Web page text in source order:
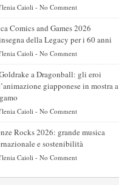
Caioli - No Comment
Comics and Games 2026
della Legacy per i 60 anni
Caioli - No Comment
a Dragonball: gli eroi
giapponese in mostra a
Caioli - No Comment
Rocks 2026: grande musica
e sostenibilità
Caioli - No Comment